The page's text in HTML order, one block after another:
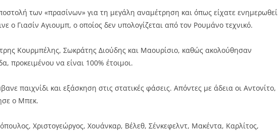
των «πρασίνων» για τη μεγάλη αναμέτρηση και όπως είχατε ενημερωθεί
ο Γιασίν Αγιουμπ, ο οποίος δεν υπολογίζεται από τον Ρουμάνο τεχνικό.
Κουρμπέλης, Σωκράτης Διούδης και Μαουρίσιο, καθώς ακολούθησαν
προκειμένου να είναι 100% έτοιμοι.
παιχνίδι και εξάσκηση στις στατικές φάσεις. Απόντες με άδεια οι Αντονίτο,
ο Μπεκ.
Χριστογεώργος, Χουάνκαρ, Βέλεθ, Σένκεφελντ, Μακέντα, Καρλίτος,